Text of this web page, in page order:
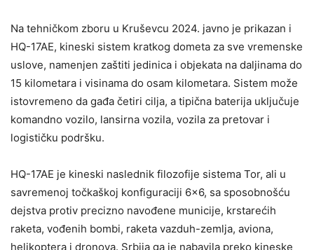
Na tehničkom zboru u Kruševcu 2024. javno je prikazan i
HQ-17AE, kineski sistem kratkog dometa za sve vremenske
uslove, namenjen zaštiti jedinica i objekata na daljinama do
15 kilometara i visinama do osam kilometara. Sistem može
istovremeno da gađa četiri cilja, a tipična baterija uključuje
komandno vozilo, lansirna vozila, vozila za pretovar i
logističku podršku.
HQ-17AE je kineski naslednik filozofije sistema Tor, ali u
savremenoj točkaškoj konfiguraciji 6×6, sa sposobnošću
dejstva protiv precizno navođene municije, krstarećih
raketa, vođenih bombi, raketa vazduh-zemlja, aviona,
helikoptera i dronova. Srbija ga je nabavila preko kineske